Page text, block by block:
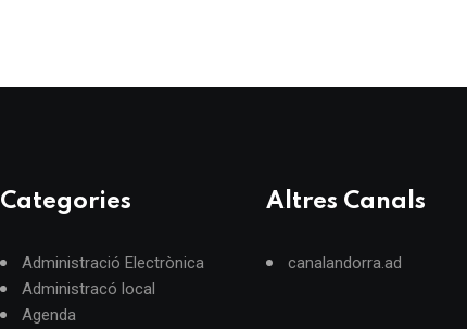
Categories
Administració Electrònica
Administracó local
Agenda
Altres Canals
canalandorra.ad